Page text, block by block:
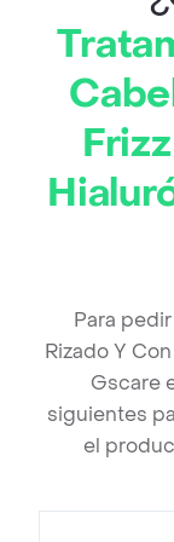
Para
Rizado Y
Gscare
siguientes
el